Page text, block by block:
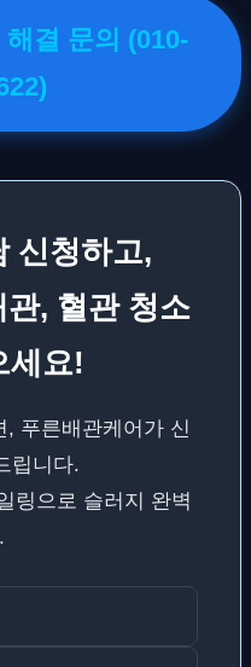
결 문의 (010-
신청하고,
, 혈관 청소
세요!
푸른배관케어가 신
립니다.
링으로 슬러지 완벽